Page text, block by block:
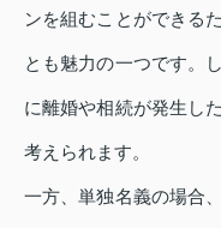
ンを組むことができる
とも魅力の一つです。
に離婚や相続が発生し
考えられます。
一方、単独名義の場合